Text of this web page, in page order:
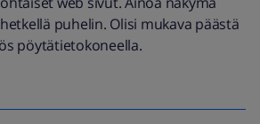
puhelin. Olisi mukava päästä
pöytätietokoneella.